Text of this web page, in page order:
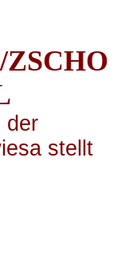
der
stellt